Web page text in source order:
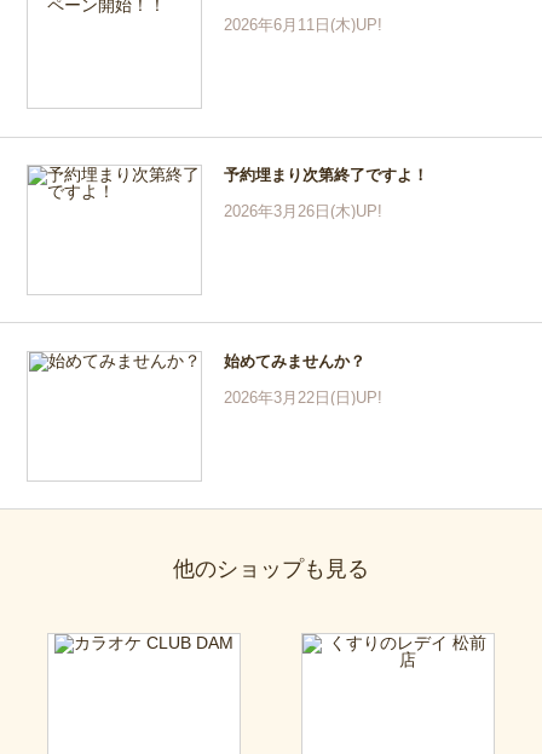
2026年6月11日(木)UP!
予約埋まり次第終了ですよ！
2026年3月26日(木)UP!
始めてみませんか？
2026年3月22日(日)UP!
他のショップも見る